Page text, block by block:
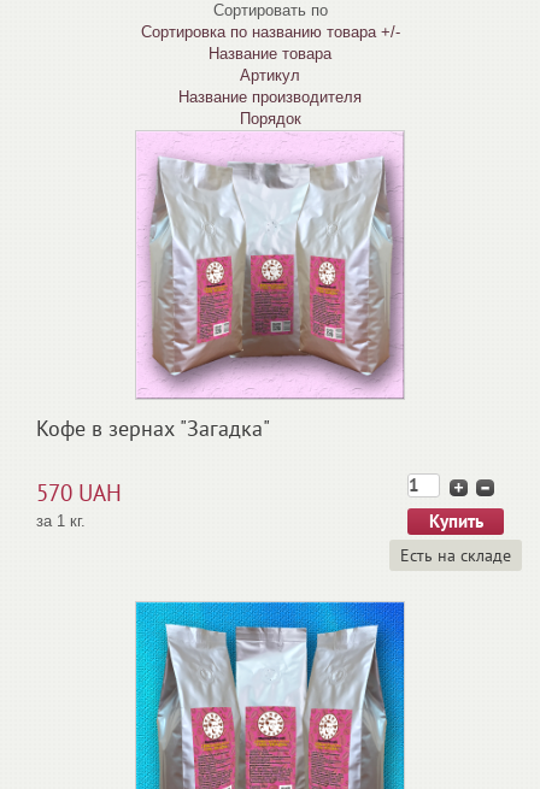
Сортировать по
Сортировка по названию товара +/-
Название товара
Артикул
Название производителя
Порядок
Кофе в зернах "Загадка"
570 UAH
за 1 кг.
Есть на складе